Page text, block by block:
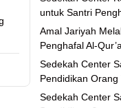
untuk Santri
Amal Jariyah
Penghafal Al-
Sedekah Center
Pendidikan
Sedekah Center